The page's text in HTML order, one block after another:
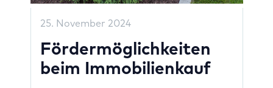
25. November 2024
Fördermöglichkeiten
beim Immobilienkauf